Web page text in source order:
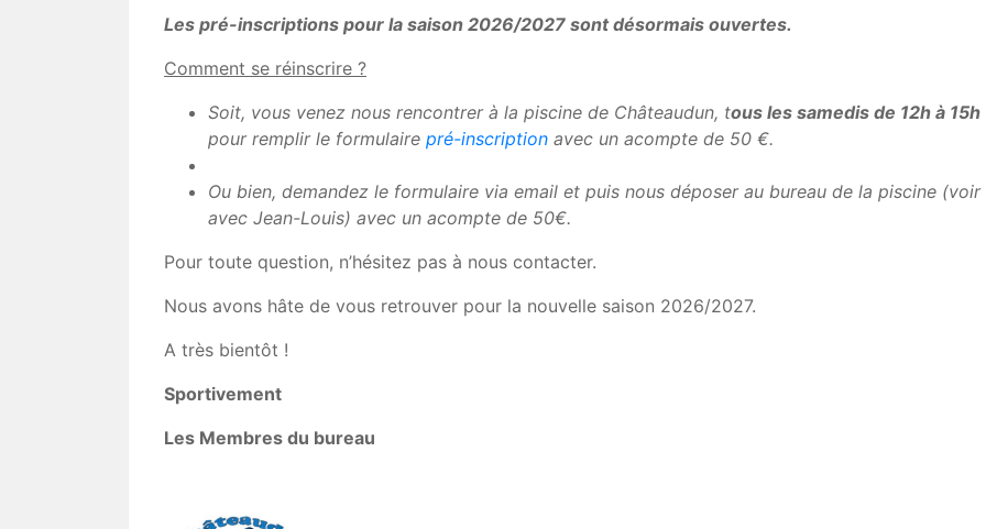
Les pré-inscriptions pour la saison 2026/2027 sont désormais ouvertes.
Comment se réinscrire ?
Soit, vous venez nous rencontrer à la piscine de Châteaudun, tous les samedis de 12h à 15h
pour remplir le formulaire pré-inscription avec un acompte de 50 €.
Ou bien, demandez le formulaire via email et puis nous déposer au bureau de la piscine (voir
avec Jean-Louis) avec un acompte de 50€.
Pour toute question, n’hésitez pas à nous contacter.
Nous avons hâte de vous retrouver pour la nouvelle saison 2026/2027.
A très bientôt !
Sportivement
Les Membres du bureau